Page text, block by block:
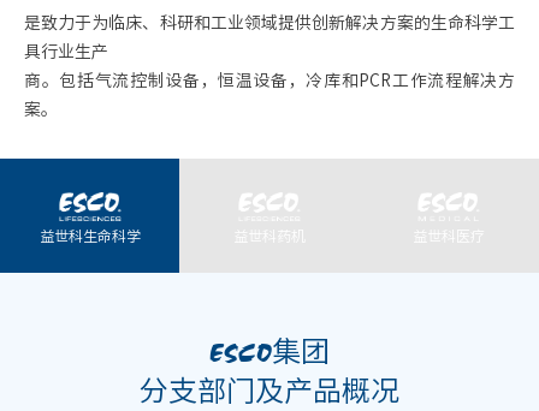
是致力于为临床、科研和工业领域提供创新解决方案的生命科学工
具行业生产
商。包括气流控制设备，恒温设备，冷库和PCR工作流程解决方
案。
益世科生命科学 益世科药机 益世科医疗
ESCO集团
分支部门及产品概况